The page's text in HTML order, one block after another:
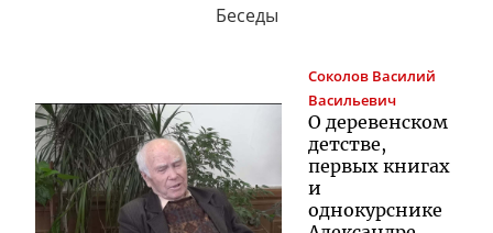
Беседы
Соколов Василий
Васильевич
О деревенском
детстве,
первых книгах
и
однокурснике